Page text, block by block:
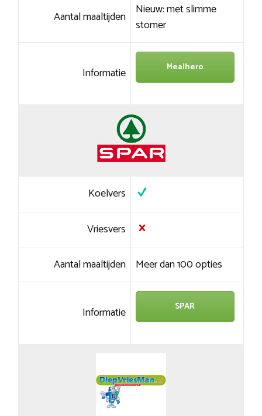
Aantal maaltijden Nieuw: met slimme
stomer
Informatie Mealhero
Koelvers
Vriesvers
Aantal maaltijden Meer dan 100 opties
Informatie SPAR